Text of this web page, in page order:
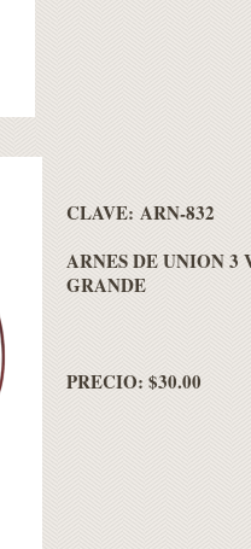
CLAVE: ARN-832
ARNES DE UNION 3
GRANDE
PRECIO: $30.00